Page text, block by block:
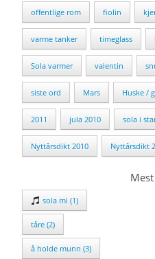
offentlige rom fiolin
varme tanker timeglass
Sola varmer valentin
siste ord Mars Huske /
2011 jula 2010 sola i
Nyttårsdikt 2010 Nyttårsdikt
sola mi (1)
tåre (2)
å holde munn (3)